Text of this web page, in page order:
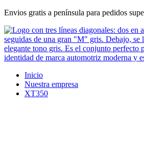
Ir
contenido
Envios gratis a península para pedidos
Inicio
Nuestra empresa
XT350